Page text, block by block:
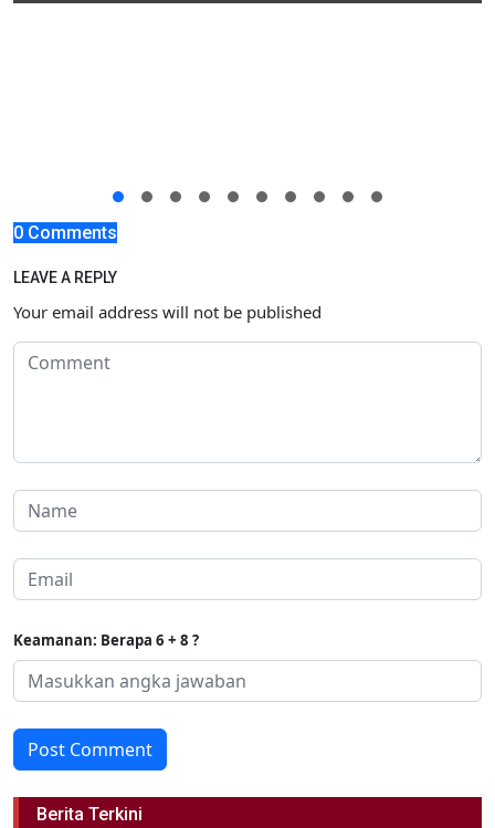
0 Comments
LEAVE A REPLY
Your email address will not be published
Keamanan: Berapa 6 + 8 ?
Post Comment
Berita Terkini